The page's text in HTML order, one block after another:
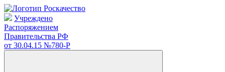
Учреждено
Распоряжением
Правительства РФ
от 30.04.15 №780-Р